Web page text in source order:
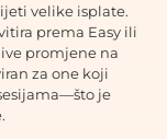
velike isplate.
prema Easy ili
promjene na
za one koji
je